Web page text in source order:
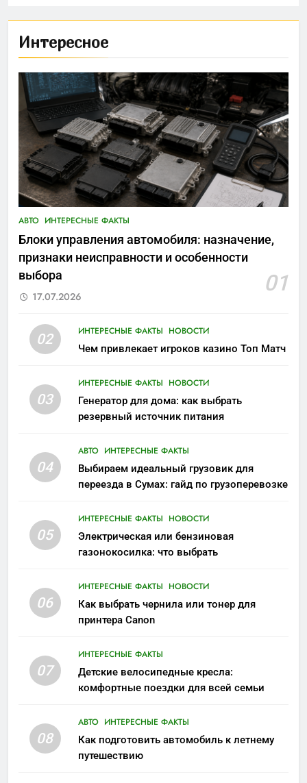
Интересное
АВТО ИНТЕРЕСНЫЕ ФАКТЫ
Блоки управления автомобиля: назначение,
признаки неисправности и особенности
выбора
01
17.07.2026
02 ИНТЕРЕСНЫЕ ФАКТЫ НОВОСТИ
Чем привлекает игроков казино Топ Матч
03
ИНТЕРЕСНЫЕ ФАКТЫ НОВОСТИ
Генератор для дома: как выбрать
резервный источник питания
04
АВТО ИНТЕРЕСНЫЕ ФАКТЫ
Выбираем идеальный грузовик для
переезда в Сумах: гайд по грузоперевозке
05
ИНТЕРЕСНЫЕ ФАКТЫ НОВОСТИ
Электрическая или бензиновая
газонокосилка: что выбрать
06
ИНТЕРЕСНЫЕ ФАКТЫ НОВОСТИ
Как выбрать чернила или тонер для
принтера Canon
07
ИНТЕРЕСНЫЕ ФАКТЫ
Детские велосипедные кресла:
комфортные поездки для всей семьи
08
АВТО ИНТЕРЕСНЫЕ ФАКТЫ
Как подготовить автомобиль к летнему
путешествию